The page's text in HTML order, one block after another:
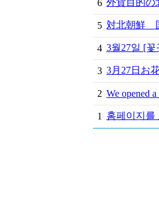
6 外貨目的
5 対北朝鮮
4 3월27일 [
3 3月27日お
2 We opened
1 홈페이지를